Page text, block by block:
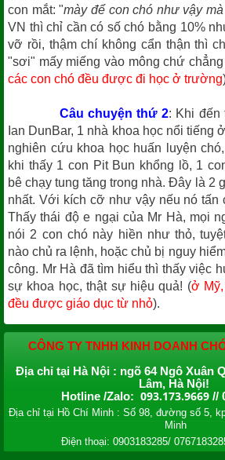
con mắt: "mày để con chó như vậy
VN thì chỉ cần có số chó bằng 10%
vỡ rồi, thậm chí không cẩn thận thì
"sơi" mấy miếng vào mông chứ
các con chó đều được đi học ở trường
Câu chuyện thứ 2: Khi đến
Ian DunBar, 1 nhà khoa học nổi tiếng
nghiên cứu khoa học huấn luyện
khi thấy 1 con Pit Bun khổng lồ, 1
bê chạy tung tăng trong nhà. Đây là 2
nhất. Với kích cỡ như vậy nếu nó tấn
Thấy thái độ e ngại của Mr Hà, mọi
nói 2 con chó này hiền như thỏ,
nào chủ ra lệnh, hoặc chủ bị nguy
công. Mr Hà đã tìm hiểu thì thấy việc
sự khoa học, thật sự hiệu quả! (ở
đều được giáo dục từ nhỏ).
CÔNG TY TNHH KINH DOANH
Địa chỉ tại Hà Nội : ngõ 64 Ngô Xuân
Lâm, Hà Nội!
Hotline /Zalo: 093.173.9669//
Địa chỉ tại Hồ Chí Minh : Số 98, đường số 5,
Minh
Điện thoại: 0903183285/